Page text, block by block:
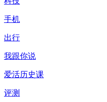
手机
出行
我跟你说
爱活历史课
评测